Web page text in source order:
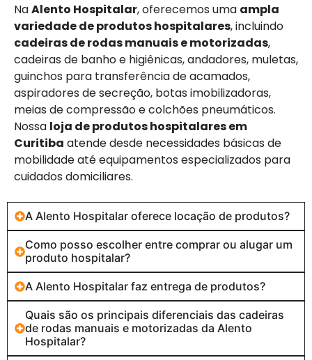
NaAlento Hospitalar, oferecemos uma ampla
variedade de produtos hospitalares, incluindo
cadeiras de rodas manuais e motorizadas,
cadeiras de banho e higiênicas, andadores, muletas,
guinchos para transferência de acamados,
aspiradores de secreção, botas imobilizadoras,
meias de compressão e colchões pneumáticos.
Nossa loja de produtos hospitalares em
Curitiba atende desde necessidades básicas de
mobilidade até equipamentos especializados para
cuidados domiciliares.
A Alento Hospitalar oferece locação de produtos?
Como posso escolher entre comprar ou alugar um
produto hospitalar?
A Alento Hospitalar faz entrega de produtos?
Quais são os principais diferenciais das cadeiras
de rodas manuais e motorizadas da Alento
Hospitalar?